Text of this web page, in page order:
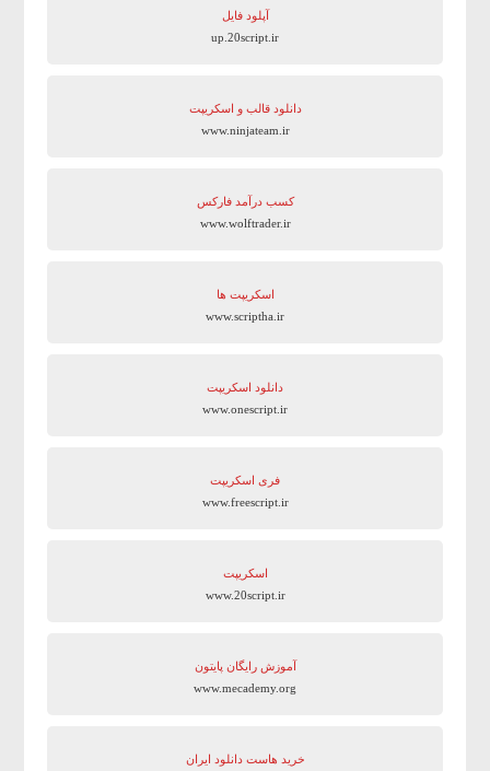
آپلود فایل
up.20script.ir
دانلود قالب و اسکریپت
www.ninjateam.ir
کسب درآمد فارکس
www.wolftrader.ir
اسکریپت ها
www.scriptha.ir
دانلود اسکریپت
www.onescript.ir
فری اسکریپت
www.freescript.ir
اسکریپت
www.20script.ir
آموزش رایگان پایتون
www.mecademy.org
خرید هاست دانلود ایران